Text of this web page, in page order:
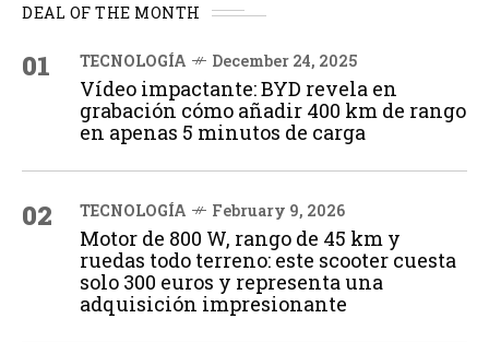
DEAL OF THE MONTH
01 TECNOLOGÍA December 24, 2025
Vídeo impactante: BYD revela en
grabación cómo añadir 400 km de rango
en apenas 5 minutos de carga
02 TECNOLOGÍA February 9, 2026
Motor de 800 W, rango de 45 km y
ruedas todo terreno: este scooter cuesta
solo 300 euros y representa una
adquisición impresionante